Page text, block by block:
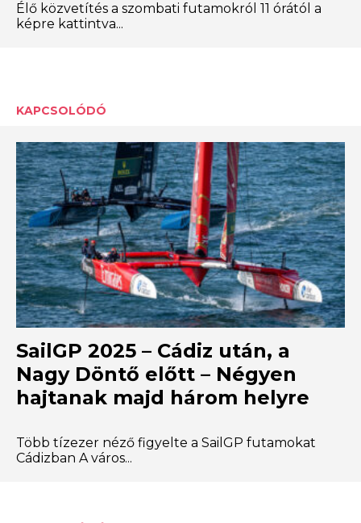
Élő közvetítés a szombati futamokról 11 órától a
képre kattintva...
KAPCSOLÓDÓ
SailGP 2025 – Cádiz után, a
Nagy Döntő előtt – Négyen
hajtanak majd három helyre
Több tízezer néző figyelte a SailGP futamokat
Cádizban A város...